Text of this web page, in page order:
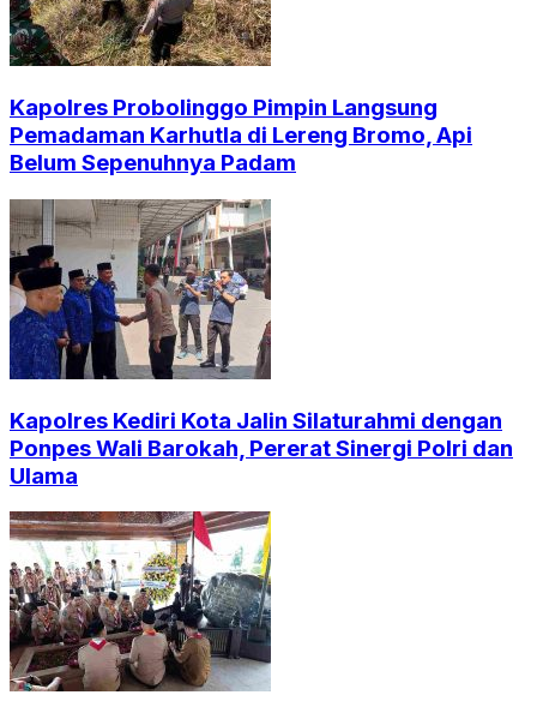
Kapolres Probolinggo Pimpin Langsung
Pemadaman Karhutla di Lereng Bromo, Api
Belum Sepenuhnya Padam
Kapolres Kediri Kota Jalin Silaturahmi dengan
Ponpes Wali Barokah, Pererat Sinergi Polri dan
Ulama